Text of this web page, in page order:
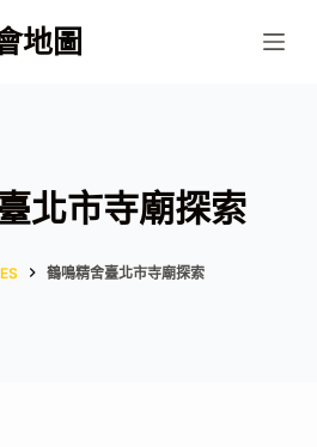
地圖
北市寺廟探索
鶴鳴精舍臺北市寺廟探索